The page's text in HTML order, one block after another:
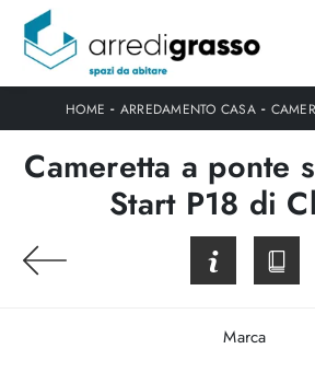
HOME - ARREDAMENTO CASA-
Cameretta a ponte
Start P18 di
Marca